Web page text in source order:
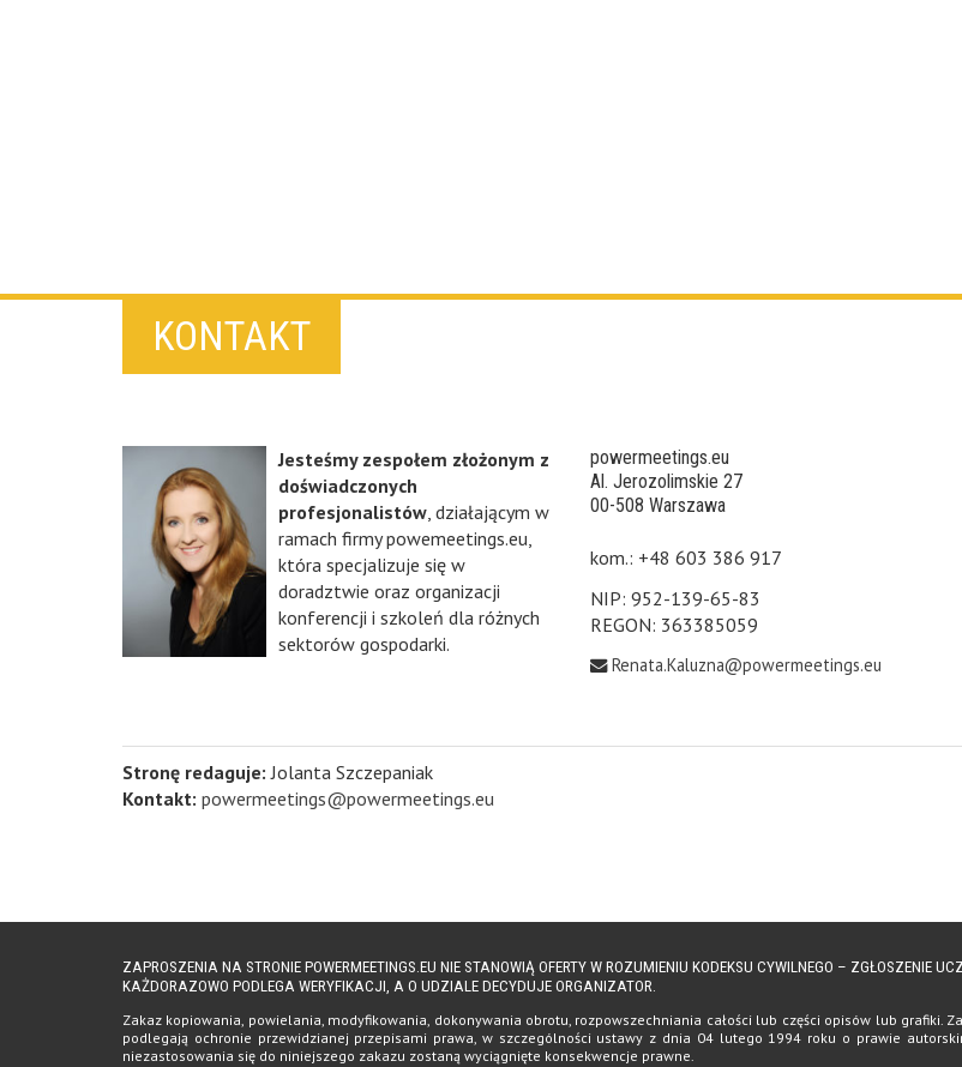
KONTAKT
Jesteśmy zespołem złożonym z
doświadczonych
profesjonalistów, działającym w
ramach firmy powemeetings.eu,
która specjalizuje się w
doradztwie oraz organizacji
konferencji i szkoleń dla różnych
sektorów gospodarki.
powermeetings.eu
Al. Jerozolimskie 27
00-508 Warszawa
kom.: +48 603 386 917
NIP: 952-139-65-83
REGON: 363385059
Renata.Kaluzna@powermeetings.eu
Stronę redaguje: Jolanta Szczepaniak
Kontakt: powermeetings@powermeetings.eu
ZAPROSZENIA NA STRONIE POWERMEETINGS.EU NIE STANOWIĄ OFERTY W ROZUMIENIU KODEKSU CYWILNEGO – ZGŁOSZENIE
KAŻDORAZOWO PODLEGA WERYFIKACJI, A O UDZIALE DECYDUJE ORGANIZATOR.
Zakaz kopiowania, powielania, modyfikowania, dokonywania obrotu, rozpowszechniania całości lub części opisów lub grafiki.
podlegają ochronie przewidzianej przepisami prawa, w szczególności ustawy z dnia 04 lutego 1994 roku o prawie
niezastosowania się do niniejszego zakazu zostaną wyciągnięte konsekwencje prawne.